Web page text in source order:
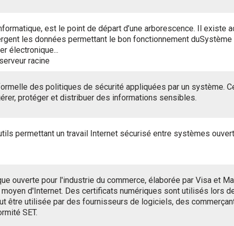
est le point de départ d’une arborescence. Il
les données permettant le bon fonctionnement duSystème
électronique...
racine
des politiques de sécurité appliquées par un système.
protéger et distribuer des informations sensibles.
permettant un travail Internet sécurisé entre systèmes
ouverte pour l'industrie du commerce, élaborée par Visa et
d'Internet. Des certificats numériques sont utilisés lors
être utilisée par des fournisseurs de logiciels, des
SET.